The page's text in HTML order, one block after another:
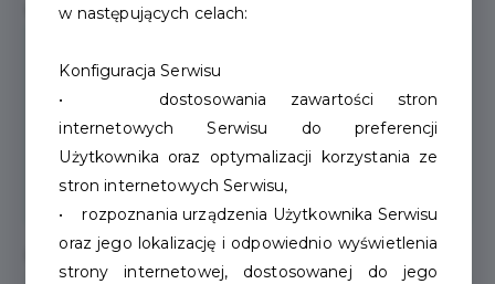
takie same proporcje(500x500)
Dodaj do galerii
Miejscowość
w następujących celach:
Konfiguracja Serwisu
• dostosowania zawartości stron
internetowych Serwisu do preferencji
Użytkownika oraz optymalizacji korzystania ze
stron internetowych Serwisu,
• rozpoznania urządzenia Użytkownika Serwisu
oraz jego lokalizację i odpowiednio wyświetlenia
strony internetowej, dostosowanej do jego